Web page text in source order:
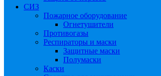
СИЗ
Пожарное оборудование
Огнетушители
Противогазы
Респираторы и маски
Защитные маски
Полумаски
Каски